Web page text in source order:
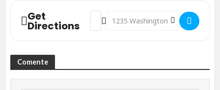
Get
Directions
Address - Dominguinho - João Gomes,
Destination Address -
Comente